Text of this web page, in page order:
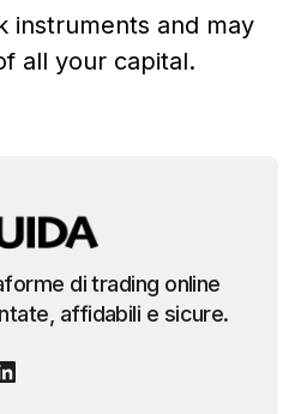
instruments and may
all your capital.
di trading online
affidabili e sicure.